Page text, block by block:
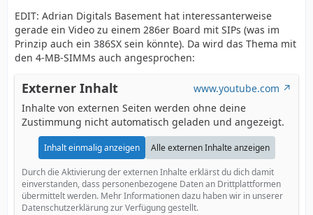
EDIT: Adrian Digitals Basement hat interessanterweise
gerade ein Video zu einem 286er Board mit SIPs (was im
Prinzip auch ein 386SX sein könnte). Da wird das Thema mit
den 4-MB-SIMMs auch angesprochen:
Externer Inhalt
www.youtube.com
Inhalte von externen Seiten werden ohne deine
Zustimmung nicht automatisch geladen und angezeigt.
Inhalt einmalig anzeigen Alle externen Inhalte anzeigen
Durch die Aktivierung der externen Inhalte erklärst du dich damit
einverstanden, dass personenbezogene Daten an Drittplattformen
übermittelt werden. Mehr Informationen dazu haben wir in unserer
Datenschutzerklärung zur Verfügung gestellt.